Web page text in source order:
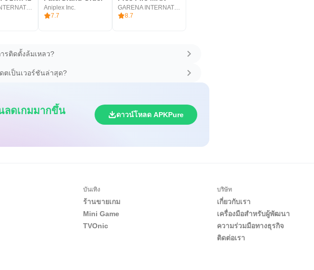
Aniplex Inc.
7.7
8.7
รติดตั้งล้มเหลว?
ตเป็นเวอร์ชันล่าสุด?
ลดเกมมากขึ้น ดาวน์โหลด APKPure
บันเทิง
ร้านขายเกม
Mini Game
TVOnic
บริษัท
เกี่ยวกับเรา
เครื่องมือสำหรับผู้พัฒนา
ความร่วมมือทางธุรกิจ
ติดต่อเรา